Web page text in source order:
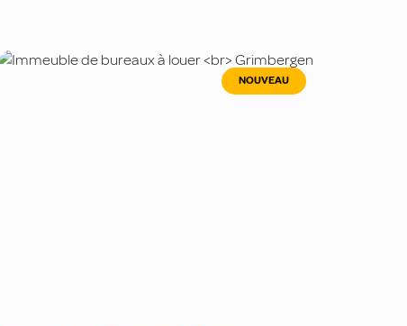
NOUVEAU